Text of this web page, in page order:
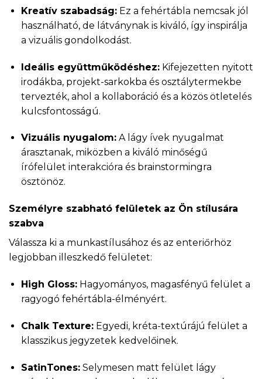
Kreatív szabadság:Ez a fehértábla nemcsak jól
használható, de látványnak is kiváló, így inspirálja
a vizuális gondolkodást.
Ideális együttműködéshez:Kifejezetten nyitott
irodákba, projekt-sarkokba és osztálytermekbe
tervezték, ahol a kollaboráció és a közös ötletelés
kulcsfontosságú.
Vizuális nyugalom:A lágy ívek nyugalmat
árasztanak, miközben a kiváló minőségű
írófelület interakcióra és brainstormingra
ösztönöz.
Személyre szabható felületek az Ön stílusára
szabva
Válassza ki a munkastílusához és az enteriőrhöz
legjobban illeszkedő felületet:
High Gloss:Hagyományos, magasfényű felület a
ragyogó fehértábla-élményért.
Chalk Texture:Egyedi, kréta-textúrájú felület a
klasszikus jegyzetek kedvelőinek.
SatinTones:Selymesen matt felület lágy